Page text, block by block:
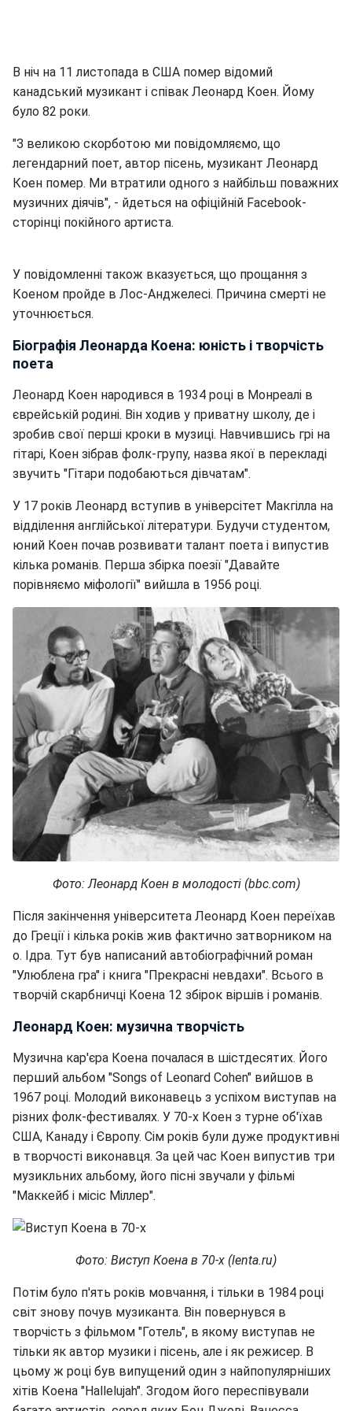
В ніч на 11 листопада в США помер відомий
канадський музикант і співак Леонард Коен. Йому
було 82 роки.
"З великою скорботою ми повідомляємо, що
легендарний поет, автор пісень, музикант Леонард
Коен помер. Ми втратили одного з найбільш поважних
музичних діячів", - йдеться на офіційній Facebook-
сторінці покійного артиста.
У повідомленні також вказується, що прощання з
Коеном пройде в Лос-Анджелесі. Причина смерті не
уточнюється.
Біографія Леонарда Коена: юність і творчість
поета
Леонард Коен народився в 1934 році в Монреалі в
єврейській родині. Він ходив у приватну школу, де і
зробив свої перші кроки в музиці. Навчившись грі на
гітарі, Коен зібрав фолк-групу, назва якої в перекладі
звучить "Гітари подобаються дівчатам".
У 17 років Леонард вступив в універсітет Макгілла на
відділення англійської літератури. Будучи студентом,
юний Коен почав розвивати талант поета і випустив
кілька романів. Перша збірка поезії "Давайте
порівняємо міфології" вийшла в 1956 році.
Фото: Леонард Коен в молодості (bbc.com)
Після закінчення університета Леонард Коен переїхав
до Греції і кілька років жив фактично затворником на
о. Ідра. Тут був написаний автобіографічний роман
"Улюблена гра" і книга "Прекрасні невдахи". Всього в
творчій скарбничці Коена 12 збірок віршів і романів.
Леонард Коен: музична творчість
Музична кар'єра Коена почалася в шістдесятих. Його
перший альбом "Songs of Leonard Cohen" вийшов в
1967 році. Молодий виконавець з успіхом виступав на
різних фолк-фестивалях. У 70-х Коен з турне об'їхав
США, Канаду і Європу. Сім років були дуже продуктивні
в творчості виконавця. За цей час Коен випустив три
музикльних альбому, його пісні звучали у фільмі
"Маккейб і місіс Міллер".
Фото: Виступ Коена в 70-х (lenta.ru)
Потім було п'ять років мовчання, і тільки в 1984 році
світ знову почув музиканта. Він повернувся в
творчість з фільмом "Готель", в якому виступав не
тільки як автор музики і пісень, але і як режисер. В
цьому ж році був випущений один з найпопулярніших
хітів Коена "Hallelujah". Згодом його переспівували